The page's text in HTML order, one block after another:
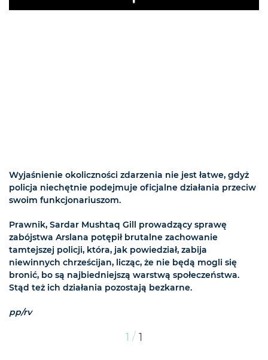
Play
Wyjaśnienie okoliczności zdarzenia nie jest łatwe, gdyż
policja niechętnie podejmuje oficjalne działania przeciw
swoim funkcjonariuszom.
Prawnik, Sardar Mushtaq Gill prowadzący sprawę
zabójstwa Arslana potępił brutalne zachowanie
tamtejszej policji, która, jak powiedział, zabija
niewinnych chrześcijan, licząc, że nie będą mogli się
bronić, bo są najbiedniejszą warstwą społeczeństwa.
Stąd też ich działania pozostają bezkarne.
pp/rv
1 / 1